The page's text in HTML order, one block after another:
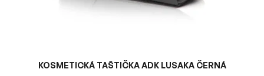
KOSMETICKÁ TAŠTIČKA ADK LUSAKA ČERNÁ